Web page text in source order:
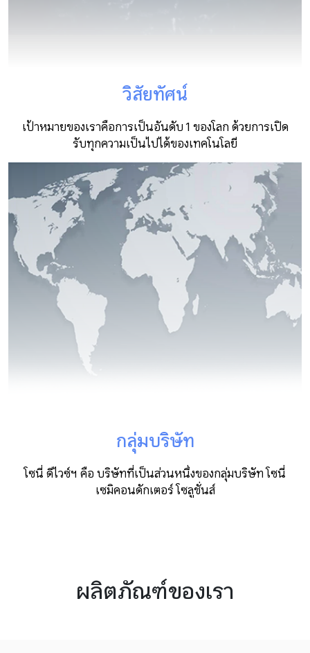
วิสัยทัศน์
เป้าหมายของเราคือการเป็นอันดับ 1 ของโลก ด้วยการเปิด
รับทุกความเป็นไปได้ของเทคโนโลยี
กลุ่มบริษัท
โซนี่ ดีไวซ์ฯ คือ บริษัทที่เป็นส่วนหนึ่งของกลุ่มบริษัท โซนี่
เซมิคอนดักเตอร์ โซลูชั่นส์
ผลิตภัณฑ์ของเรา